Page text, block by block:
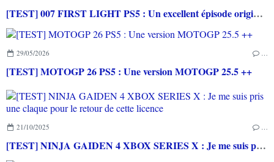
[TEST] 007 FIRST LIGHT PS5 : Un excellent épisode original de James Bond avec le savoir-faire de IO INTERACTIVE
29/05/2026
[TEST] MOTOGP 26 PS5 : Une version MOTOGP 25.5 ++
21/10/2025
[TEST] NINJA GAIDEN 4 XBOX SERIES X : Je me suis pris une claque pour le retour de cette licence